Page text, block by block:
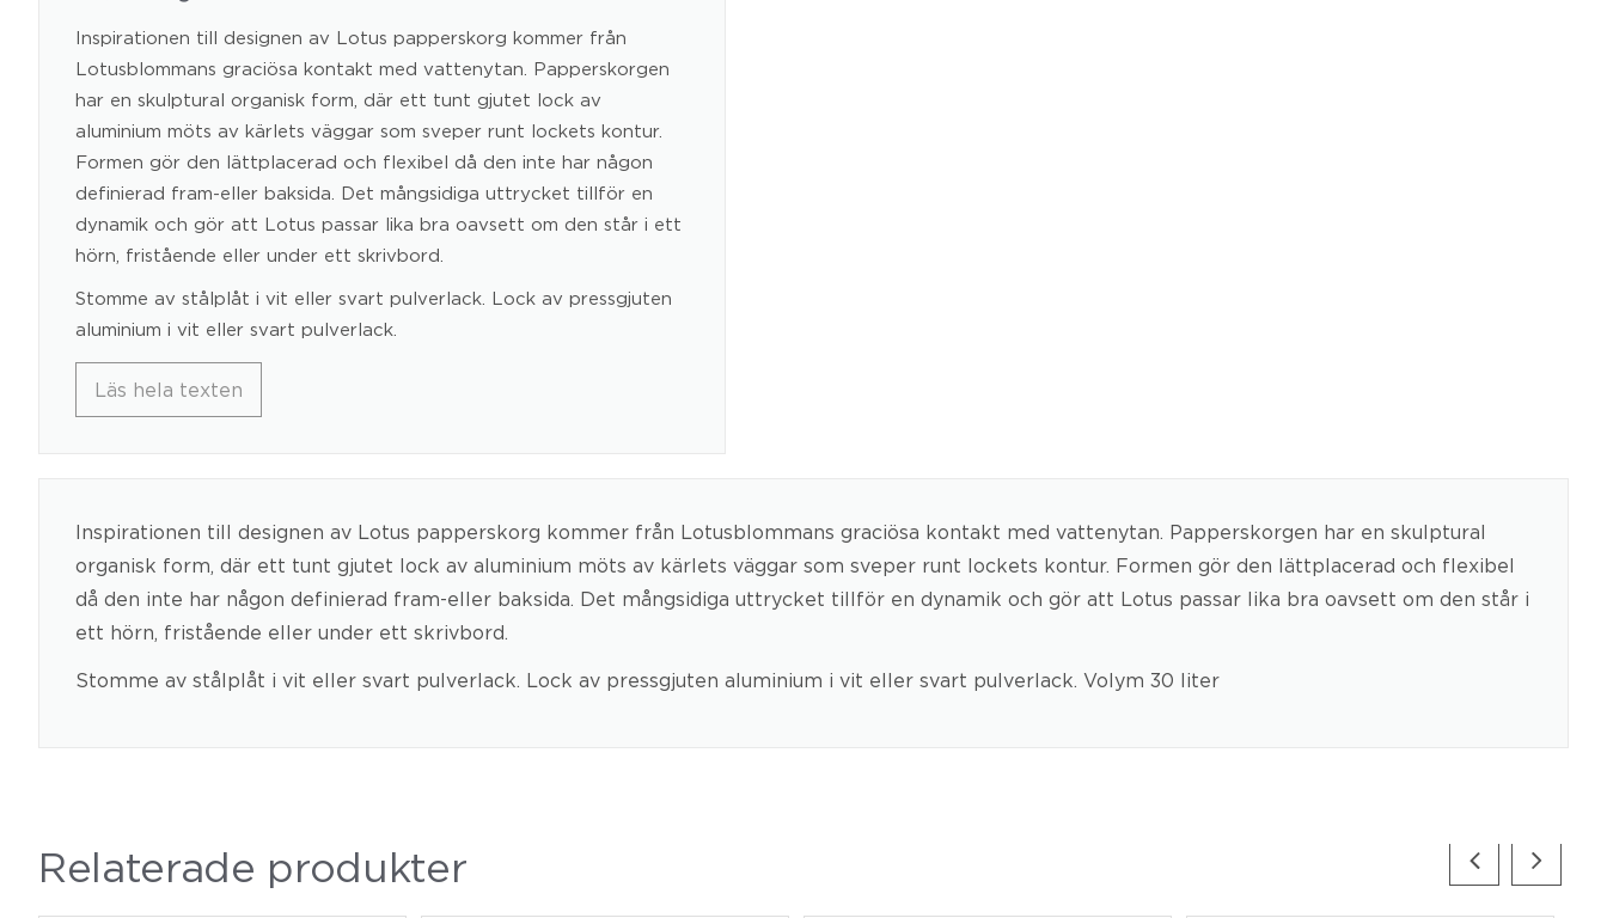
Inspirationen till designen av Lotus papperskorg kommer från
Lotus­blommans graciösa kontakt med vattenytan. Papperskorgen
har en skulptural organisk form, där ett tunt gjutet lock av
aluminium möts av kärlets väggar som sveper runt lockets kontur.
Formen gör den lättplacerad och flexibel då den inte har någon
definierad fram-eller baksida. Det mångsidiga uttrycket tillför en
dynamik och gör att Lotus passar lika bra oavsett om den står i ett
hörn, fristående eller under ett skrivbord.
Stomme av stålplåt i vit eller svart pulverlack. Lock av pressgjuten
aluminium i vit eller svart pulverlack.
Läs hela texten
Inspirationen till designen av Lotus papperskorg kommer från Lotus­blommans graciösa kontakt med vattenytan. Papperskorgen har en skulptural
organisk form, där ett tunt gjutet lock av aluminium möts av kärlets väggar som sveper runt lockets kontur. Formen gör den lättplacerad och flexibel
då den inte har någon definierad fram-eller baksida. Det mångsidiga uttrycket tillför en dynamik och gör att Lotus passar lika bra oavsett om den står i
ett hörn, fristående eller under ett skrivbord.
Stomme av stålplåt i vit eller svart pulverlack. Lock av pressgjuten aluminium i vit eller svart pulverlack. Volym 30 liter
Relaterade produkter